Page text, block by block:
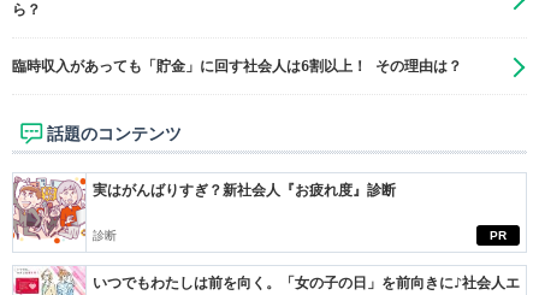
ら？
臨時収入があっても「貯金」に回す社会人は6割以上！ その理由は？
話題のコンテンツ
PR
実はがんばりすぎ？新社会人『お疲れ度』診断
診断
いつでもわたしは前を向く。「女の子の日」を前向きに♪社会人エ